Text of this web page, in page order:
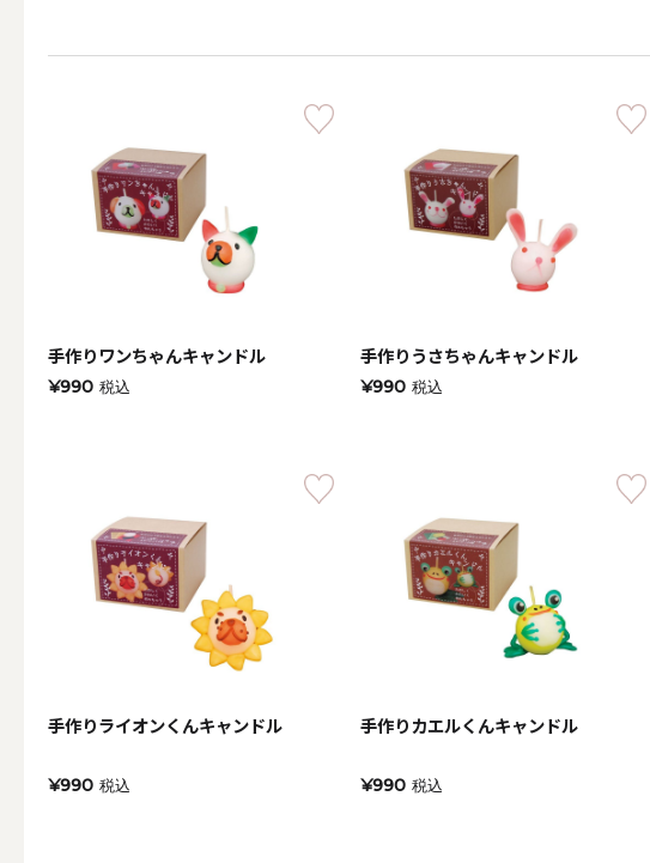
（利用シーン）ウェディング
卓上キャンドル
（利用シーン）お悔やみ・仏壇用
（利用シーン）イベント・装飾用
贈り物（日常ギフト）
手作りワンちゃんキャンドル
¥990 税込
手作りうさちゃんキャンドル
¥990 税込
手作りライオンくんキャンドル
¥990 税込
手作りカエルくんキャンドル
¥990 税込